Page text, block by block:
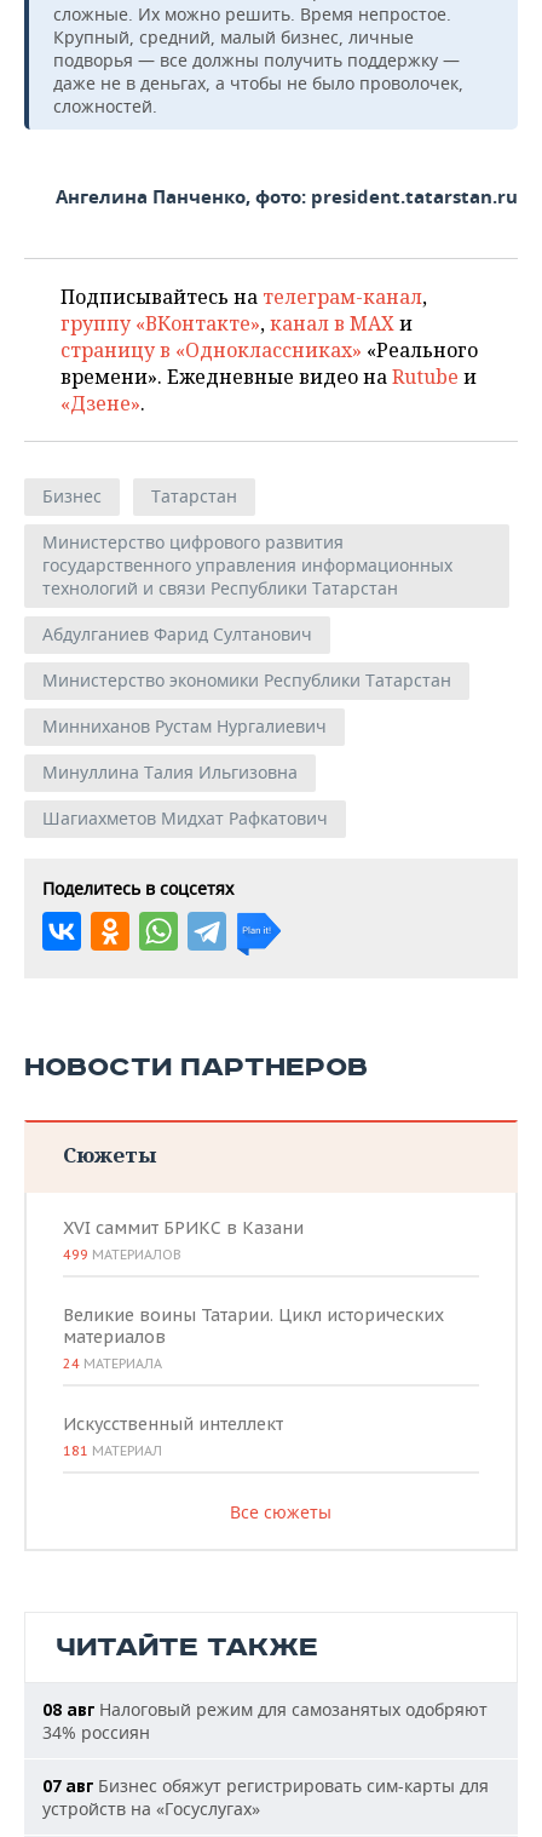
сложные. Их можно решить. Время непростое.
Крупный, средний, малый бизнес, личные
подворья — все должны получить поддержку —
даже не в деньгах, а чтобы не было проволочек,
сложностей.
Ангелина Панченко, фото: president.tatarstan.ru
Подписывайтесь на телеграм-канал,
группу «ВКонтакте»,канал в MAXи
страницу в «Одноклассниках» «Реального
времени». Ежедневные видео наRutube и
«Дзене».
Бизнес
Татарстан
Министерство цифрового развития
государственного управления информационных
технологий и связи Республики Татарстан
Абдулганиев Фарид Султанович
Министерство экономики Республики Татарстан
Минниханов Рустам Нургалиевич
Минуллина Талия Ильгизовна
Шагиахметов Мидхат Рафкатович
Поделитесь в соцсетях
НОВОСТИ ПАРТНЕРОВ
Сюжеты
XVI саммит БРИКС в Казани
499 МАТЕРИАЛОВ
Великие воины Татарии. Цикл исторических
материалов
24 МАТЕРИАЛА
Искусственный интеллект
181 МАТЕРИАЛ
Все сюжеты
ЧИТАЙТЕ ТАКЖЕ
08 авг Налоговый режим для самозанятых одобряют
34% россиян
07 авг Бизнес обяжут регистрировать сим-карты для
устройств на «Госуслугах»